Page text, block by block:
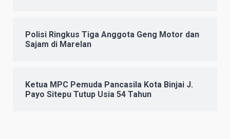
Polisi Ringkus Tiga Anggota Geng Motor dan
Sajam di Marelan
Ketua MPC Pemuda Pancasila Kota Binjai J.
Payo Sitepu Tutup Usia 54 Tahun